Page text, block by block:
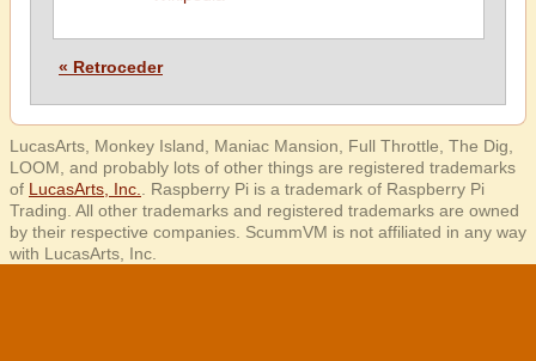
« Retroceder
LucasArts, Monkey Island, Maniac Mansion, Full Throttle, The Dig,
LOOM, and probably lots of other things are registered trademarks
of LucasArts, Inc.
. Raspberry Pi is a trademark of Raspberry Pi
Trading. All other trademarks and registered trademarks are owned
by their respective companies. ScummVM is not affiliated in any way
with LucasArts, Inc.